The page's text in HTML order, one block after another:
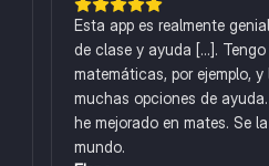
Esta app es realmente
de clase y ayuda [...].
matemáticas, por ejemplo,
muchas opciones de
he mejorado en mates. Se
mundo.